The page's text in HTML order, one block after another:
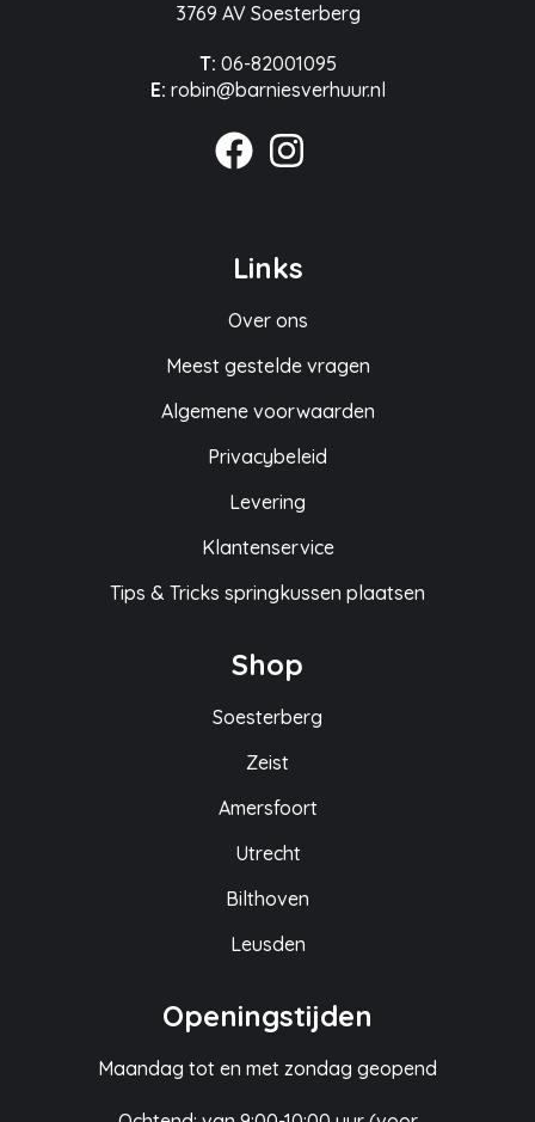
3769 AV Soesterberg
T: 06-82001095
E: robin@barniesverhuur.nl
Links
Over ons
Meest gestelde vragen
Algemene voorwaarden
Privacybeleid
Levering
Klantenservice
Tips & Tricks springkussen plaatsen
Shop
Soesterberg
Zeist
Amersfoort
Utrecht
Bilthoven
Leusden
Openingstijden
Maandag tot en met zondag geopend